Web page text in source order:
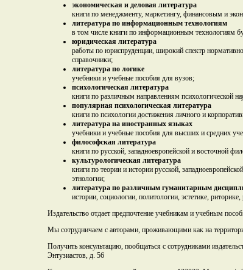
экономическая и деловая литература
книги по менеджменту, маркетингу, финансовым и
литература по информационным технологиям
в том числе книги по информационным технологиям
юридическая литература
работы по юриспруденции, широкий спектр
справочники;
литература по логике
учебники и учебные пособия для вузов;
психологическая литература
книги по различным направлениям психологической
популярная психологическая литература
книги по психологии достижения личного и
литература на иностранных языках
учебники и учебные пособия для высших и средних
философская литература
книги по русской, западноевропейской и восточной
культурологическая литература
книги по теории и истории русской,
этнологии;
литература по различным гуманитарным
истории, социологии, политологии, эстетике,
Издательство отдает предпочтение учебникам и учебным
Мы сотрудничаем с авторами, проживающими как на
Получить консультацию, пообщаться с сотрудниками
Энтузиастов, д. 56